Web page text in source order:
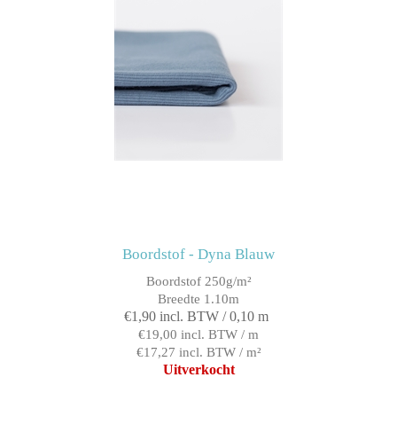
Boordstof - Dyna Blauw
Boordstof 250g/m²
Breedte 1.10m
€1,90 incl. BTW / 0,10 m
€19,00 incl. BTW / m
€17,27 incl. BTW / m²
Uitverkocht